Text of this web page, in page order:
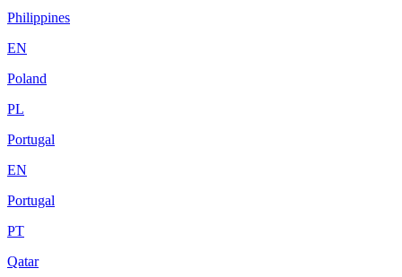
Philippines
EN
Poland
PL
Portugal
EN
Portugal
PT
Qatar